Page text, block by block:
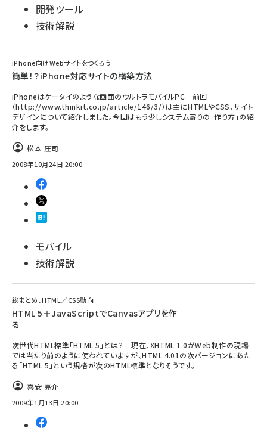
開発ツール
技術解説
iPhone向けWebサイトをつくろう
簡単！？iPhone対応サイトの構築方法
iPhoneはケータイのような画面のウルトラモバイルPC 前回
（http://www.thinkit.co.jp/article/146/3/）は主にHTMLやCSS、サイト
デザインについて紹介しました。今回はもう少しシステム寄りの「作り方」の紹
介をします。
松本 庄司
2008年10月24日 20:00
モバイル
技術解説
総まとめ、HTML／CSS動向
HTML 5＋JavaScriptでCanvasアプリを作
る
次世代HTML標準「HTML 5」とは？ 現在、XHTML 1.0がWeb制作の現場
では当たり前のように使われていますが、HTML 4.01の次バージョンにあた
る「HTML 5」という規格が次のHTML標準となりそうです。
喜安 亮介
2009年1月13日 20:00